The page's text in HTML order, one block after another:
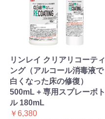
リンレイ クリアリコーティ
ング（アルコール消毒液で
白くなった床の修復）
500mL + 専用スプレーボト
ル 180mL
￥6,380